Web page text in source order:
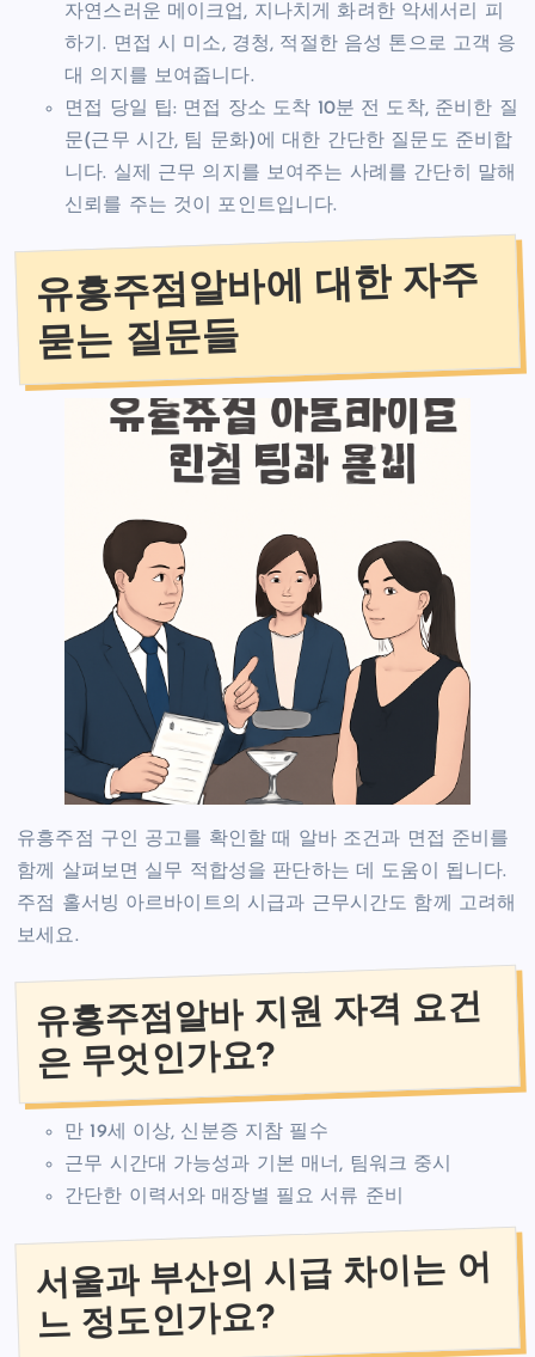
자연스러운 메이크업, 지나치게 화려한 악세서리 피
하기. 면접 시 미소, 경청, 적절한 음성 톤으로 고객 응
대 의지를 보여줍니다.
면접 당일 팁: 면접 장소 도착 10분 전 도착, 준비한 질
문(근무 시간, 팀 문화)에 대한 간단한 질문도 준비합
니다. 실제 근무 의지를 보여주는 사례를 간단히 말해
신뢰를 주는 것이 포인트입니다.
유흥주점알바에 대한 자주
묻는 질문들
유흥주점 구인 공고를 확인할 때 알바 조건과 면접 준비를
함께 살펴보면 실무 적합성을 판단하는 데 도움이 됩니다.
주점 홀서빙 아르바이트의 시급과 근무시간도 함께 고려해
보세요.
유흥주점알바 지원 자격 요건
은 무엇인가요?
만 19세 이상, 신분증 지참 필수
근무 시간대 가능성과 기본 매너, 팀워크 중시
간단한 이력서와 매장별 필요 서류 준비
서울과 부산의 시급 차이는 어
느 정도인가요?